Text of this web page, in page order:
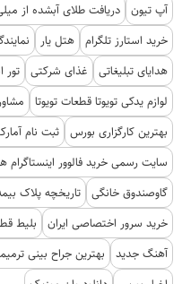
آپ تیون دریافت طلای آبشده از
خرید استارز تلگرام هتل یار
هدایای تبلیغاتی
غذای شرکتی تور
لوازم یدکی تویوتا قطعات تویوتا
بهترین کارگزاری بورس
ثبت نام
سایت رسمی خرید فالوور اینستاگرام
گاوصندوق خانگی تاریخچه پلاک
خرید سرور اختصاصی ایران
بلیط
آهنگ جدید
بهترین جراح بینی